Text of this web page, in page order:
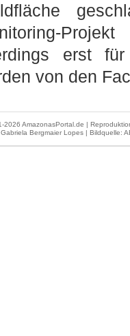
erst
von den
2026 AmazonasPortal.de |
Gabriela Bergmaier Lopes | Bildquelle: